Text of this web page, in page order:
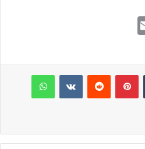
ai
l
بينتيريست واتساب